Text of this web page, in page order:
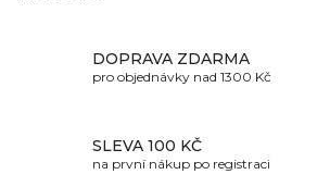
DOPRAVA ZDARMA
pro objednávky nad 1300 Kč
SLEVA 100 KČ
na první nákup po registraci